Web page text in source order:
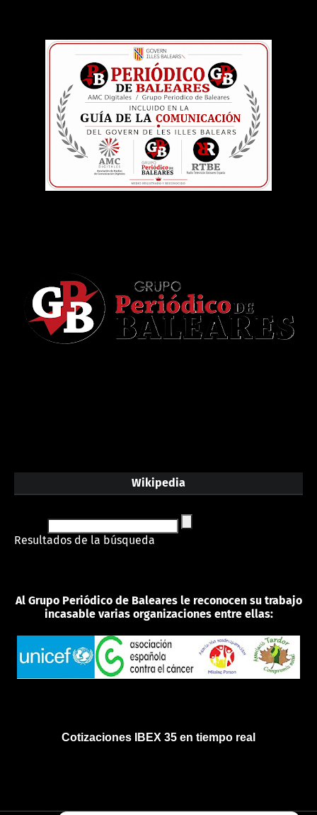
Wikipedia
Resultados de la búsqueda
Al Grupo Periódico de Baleares le reconocen su trabajo
incasable varias organizaciones entre ellas:
Cotizaciones IBEX 35 en tiempo real